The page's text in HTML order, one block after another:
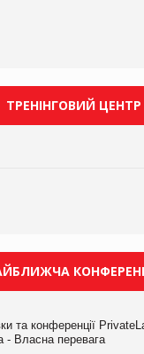
ТРЕНІНГОВИЙ ЦЕНТР
та конференції
- Власна перевага